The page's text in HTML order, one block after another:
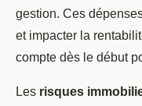
gestion. Ces
et impacter la
compte dès le début
Les risques